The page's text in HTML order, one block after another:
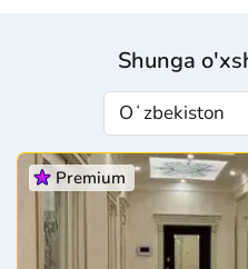
Shunga
Premium